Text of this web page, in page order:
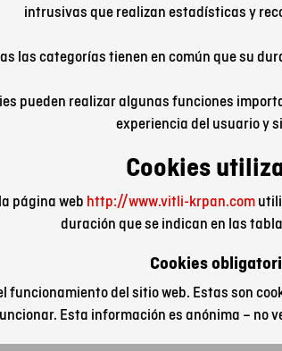
intrusivas que realizan estadísticas y
las categorías tienen en común que su
pueden realizar algunas funciones
experiencia del usuario y
Cookies
página web http://www.vitli-krpan.com
duración que se indican en las
Cookies
funcionamiento del sitio web. Estas son
Esta información es anónima – no